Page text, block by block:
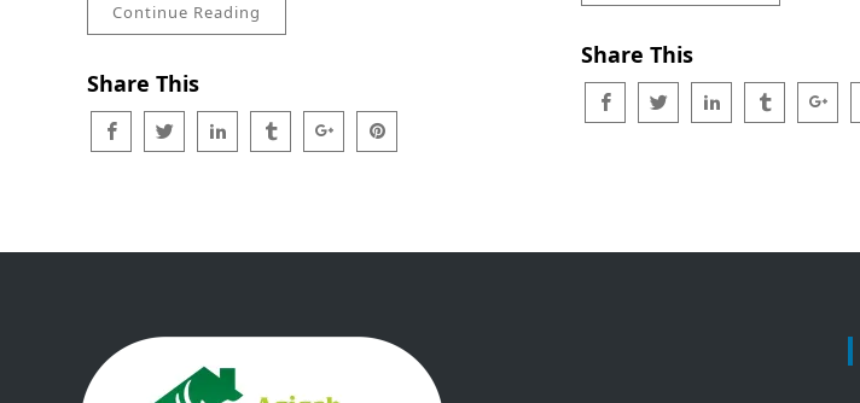
Continue Reading
Share This
Share This